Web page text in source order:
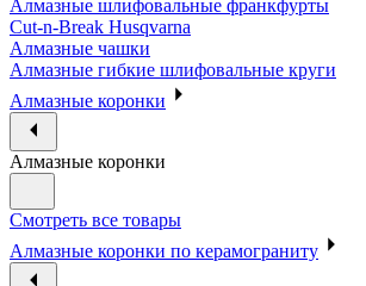
Алмазные шлифовальные франкфурты
Cut-n-Break Husqvarna
Алмазные чашки
Алмазные гибкие шлифовальные круги
Алмазные коронки
Алмазные коронки
Смотреть все товары
Алмазные коронки по керамограниту